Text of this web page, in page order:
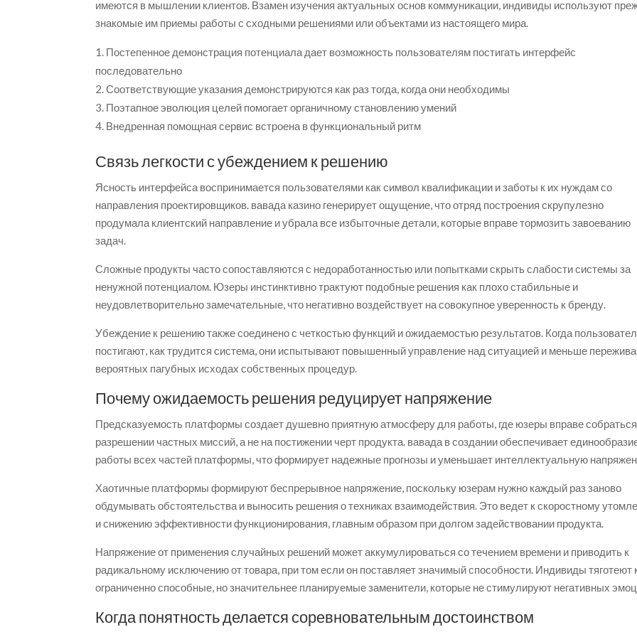
имеются в мышлении клиентов. Взамен изучения актуальных основ коммуникации, индивиды используют
знакомые им приемы работы с сходными решениями или объектами из настоящего мира.
Постепенное демонстрация потенциала дает возможность пользователям постигать интерфейс
последовательно
Соответствующие указания демонстрируются как раз тогда, когда они необходимы
Поэтапное эволюция целей помогает органичному становлению умений
Внедренная помощная сервис встроена в функциональный ритм
Связь легкости с убеждением к решению
Ясность интерфейса воспринимается пользователями как символ квалификации и заботы к их нуждам со
направления проектировщиков. вавада казино генерирует ощущение, что отряд построения скрупулезно
продумала клиентский направление и убрала все избыточные детали, которые вправе тормозить завоеванию
задач.
Сложные продукты часто сопоставляются с недоработанностью или попытками скрыть слабости системы за
ненужной потенциалом. Юзеры инстинктивно трактуют подобные решения как плохо стабильные и
неудовлетворительно замечательные, что негативно воздействует на совокупное уверенность к бренду.
Убеждение к решению также соединено с четкостью функций и ожидаемостью результатов. Когда
постигают, как трудится система, они испытывают повышенный управление над ситуацией и меньше
вероятных пагубных исходах собственных процедур.
Почему ожидаемость решения редуцирует напряжение
Предсказуемость платформы создает душевно приятную атмосферу для работы, где юзеры вправе
разрешении частных миссий, а не на постижении черт продукта. вавада в создании обеспечивает
работы всех частей платформы, что формирует надежные прогнозы и уменьшает интеллектуальную
Хаотичные платформы формируют беспрерывное напряжение, поскольку юзерам нужно каждый раз заново
обдумывать обстоятельства и выносить решения о техниках взаимодействия. Это ведет к скоростному
и снижению эффективности функционирования, главным образом при долгом задействовании продукта.
Напряжение от применения случайных решений может аккумулироваться со течением времени и приводить к
радикальному исключению от товара, при том если он поставляет значимый способности. Индивиды тяготеют
ограниченно способные, но значительнее планируемые заменители, которые не стимулируют негативных
Когда понятность делается соревновательным достоинством